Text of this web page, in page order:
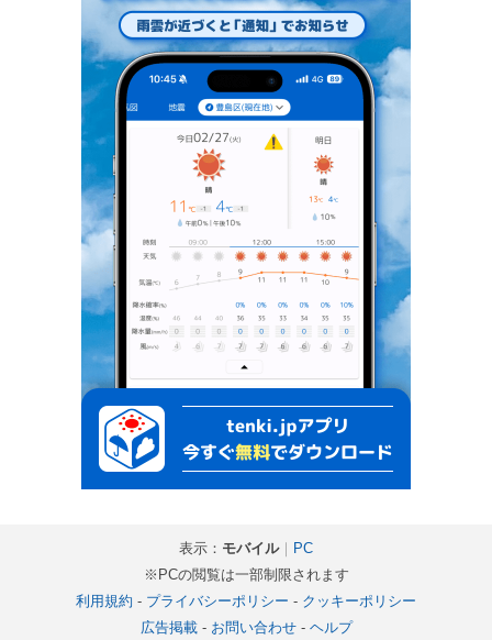
表示： モバイル｜ PC
※PCの閲覧は一部制限されます
利用規約 - プライバシーポリシー - クッキーポリシー
広告掲載- お問い合わせ- ヘルプ